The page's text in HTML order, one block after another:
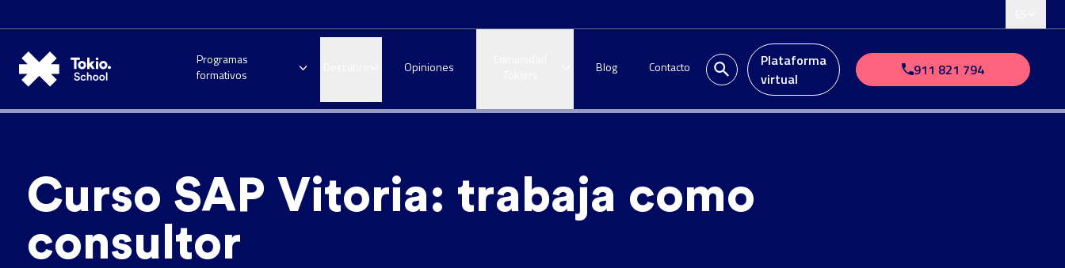
Programas
formativos
Opiniones Blog Contacto
Plataforma
virtual
911 821 794
Curso SAP Vitoria: trabaja como
consultor